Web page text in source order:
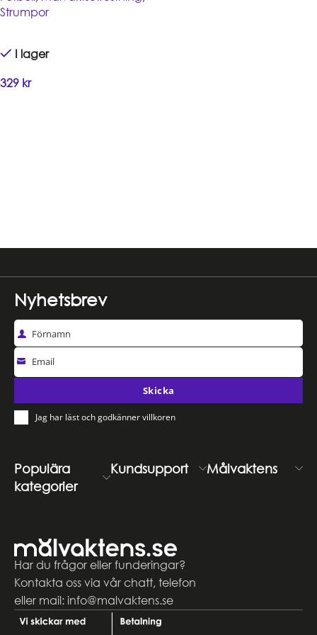
Strumpor
I lager
329 kr
Har du frågor eller funderingar?
Kontakta oss via vår chatt, telefon
eller mail: info@malvaktens.se
Populära
kategorier
Kundsupport Målvaktens
Nyhetsbrev
Förnamn
Email
Skicka
Jag har läst och godkänner villkoren